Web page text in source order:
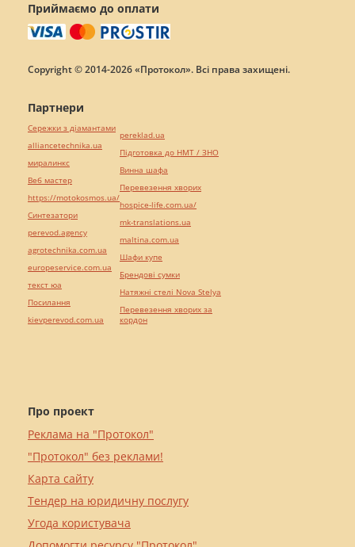
Приймаємо до оплати
Copyright © 2014-2026 «Протокол». Всі права захищені.
Про проект
Реклама на "Протокол"
"Протокол" без реклами!
Карта сайту
Тендер на юридичну послугу
Угода користувача
Партнери
Сережки з діамантами
alliancetechnika.ua
миралинкс
Веб мастер
https://motokosmos.ua/
Синтезатори
perevod.agency
agrotechnika.com.ua
europeservice.com.ua
текст юа
Посилання
kievperevod.com.ua
pereklad.ua
Підготовка до НМТ / ЗНО
Винна шафа
Перевезення хворих
hospice-life.com.ua/
mk-translations.ua
maltina.com.ua
Шафи купе
Брендові сумки
Натяжні стелі Nova Stelya
Перевезення хворих за
кордон